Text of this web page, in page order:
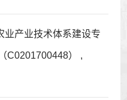
业产业技术体系建设专
C0201700448） ,